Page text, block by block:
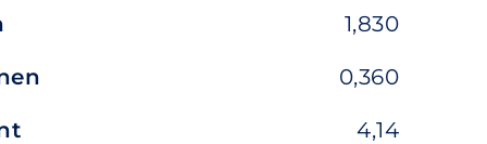
1,830
0,360
4,14